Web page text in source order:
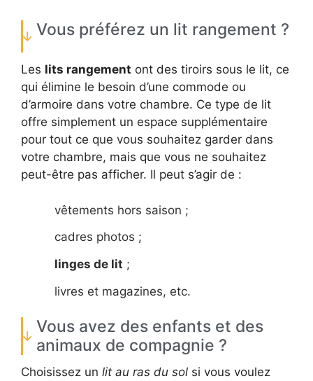
Vous préférez un lit rangement ?
Les lits rangement ont des tiroirs sous le lit, ce
qui élimine le besoin d’une commode ou
d’armoire dans votre chambre. Ce type de lit
offre simplement un espace supplémentaire
pour tout ce que vous souhaitez garder dans
votre chambre, mais que vous ne souhaitez
peut-être pas afficher. Il peut s’agir de :
vêtements hors saison ;
cadres photos ;
linges de lit ;
livres et magazines, etc.
Vous avez des enfants et des
animaux de compagnie ?
Choisissez un lit au ras du sol si vous voulez